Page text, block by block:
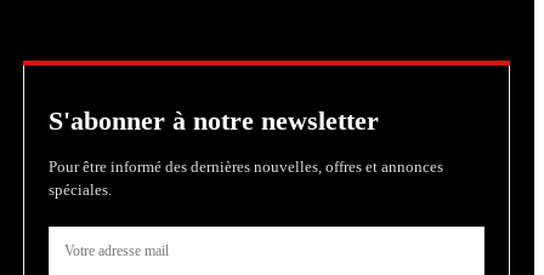
S'abonner à notre newsletter
Pour être informé des dernières nouvelles, offres et annonces
spéciales.